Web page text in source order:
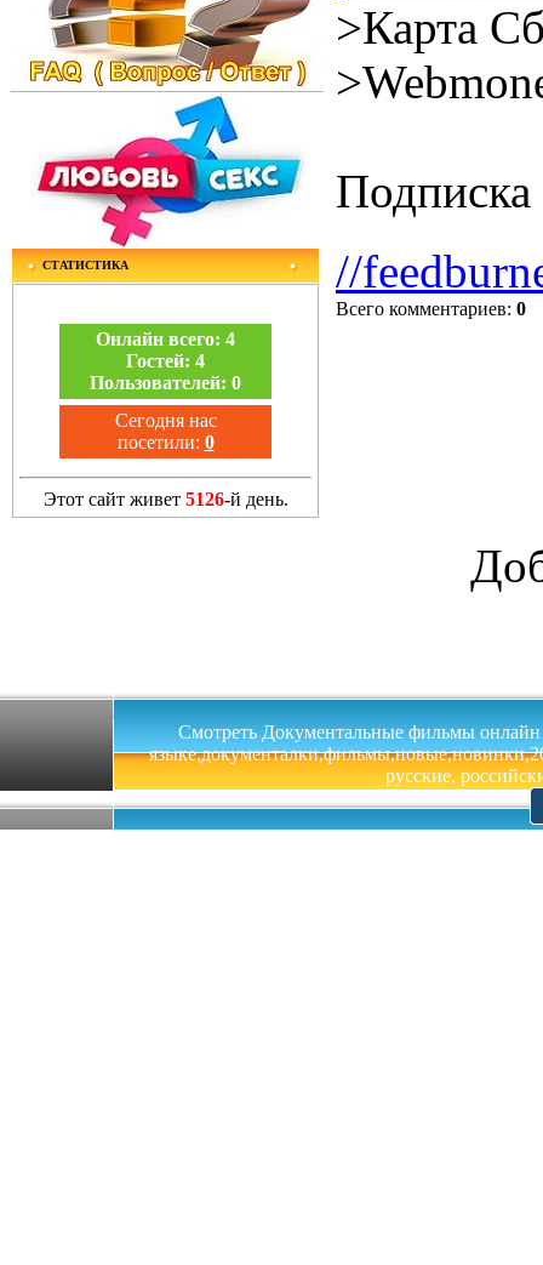
СТАТИСТИКА
Онлайн всего: 4
Гостей: 4
Пользователей: 0
Сегодня нас
посетили: 0
Этот сайт живет 5126-й день.
>Карта
Подписка
//
Всего комментариев: 0
Смотреть Документальные фильмы онлайн
русские,